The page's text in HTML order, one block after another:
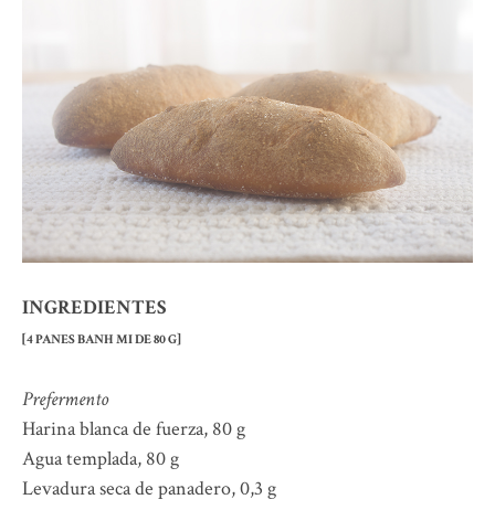
INGREDIENTES
[4 PANES BANH MI DE 80 G]
Prefermento
Harina blanca de fuerza, 80 g
Agua templada, 80 g
Levadura seca de panadero, 0,3 g